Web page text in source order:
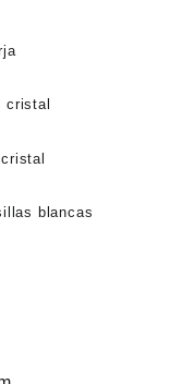
cristal
blancas